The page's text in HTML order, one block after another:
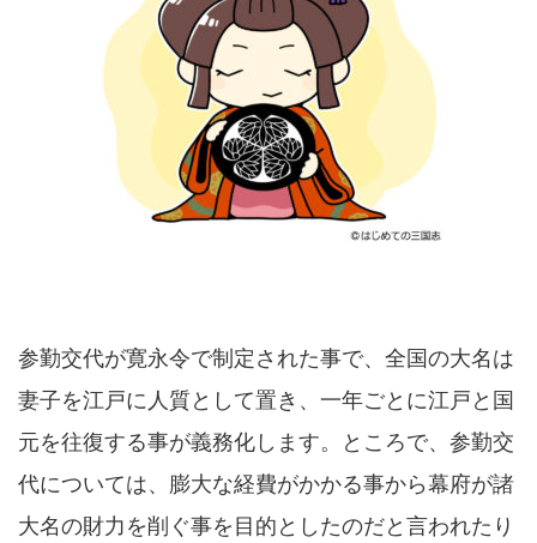
参勤交代が寛永令で制定された事で、全国の大名は
妻子を江戸に人質として置き、一年ごとに江戸と国
元を往復する事が義務化します。ところで、参勤交
代については、膨大な経費がかかる事から幕府が諸
大名の財力を削ぐ事を目的としたのだと言われたり